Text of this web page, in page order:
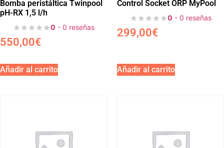
Bomba peristáltica Twinpool
pH-RX 1,5 l/h
0 - 0 reseñas
550,00€
Añadir al carrito
Control Socket ORP MyPool
0 - 0 reseñas
299,00€
Añadir al carrito